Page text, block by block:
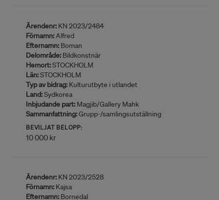
Ärendenr: KN 2023/2484
Förnamn:Alfred
Efternamn: Boman
Delområde: Bildkonstnär
Hemort:STOCKHOLM
Län:STOCKHOLM
Typ av bidrag: Kulturutbyte i utlandet
Land:Sydkorea
Inbjudande part: Magjib/Gallery Mahk
Sammanfattning:Grupp-/samlingsutställning
BEVILJAT BELOPP:
10 000 kr
Ärendenr: KN 2023/2528
Förnamn: Kajsa
Efternamn: Bornedal